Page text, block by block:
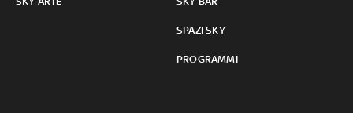
SPAZI SKY
PROGRAMMI